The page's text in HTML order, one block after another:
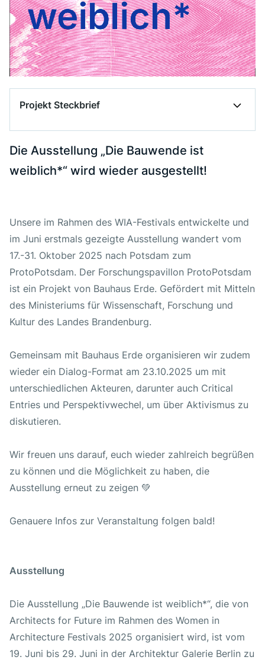
Projekt Steckbrief
Projekt Ende 31. Oktober 2025
Kooperations-Partner:innen
Fotos
Die Ausstellung „Die Bauwende ist
weiblich*“ wird wieder ausgestellt!
Unsere im Rahmen des WIA-Festivals entwickelte und
im Juni erstmals gezeigte Ausstellung wandert vom
17.-31. Oktober 2025 nach Potsdam zum
ProtoPotsdam. Der Forschungspavillon ProtoPotsdam
ist ein Projekt von Bauhaus Erde. Gefördert mit Mitteln
des Ministeriums für Wissenschaft, Forschung und
Kultur des Landes Brandenburg.
Gemeinsam mit Bauhaus Erde organisieren wir zudem
wieder ein Dialog-Format am 23.10.2025 um mit
unterschiedlichen Akteuren, darunter auch Critical
Entries und Perspektivwechel, um über Aktivismus zu
diskutieren.
Wir freuen uns darauf, euch wieder zahlreich begrüßen
zu können und die Möglichkeit zu haben, die
Ausstellung erneut zu zeigen 💚
Genauere Infos zur Veranstaltung folgen bald!
Ausstellung
Die Ausstellung „Die Bauwende ist weiblich*“, die von
Architects for Future im Rahmen des Women in
Architecture Festivals 2025 organisiert wird, ist vom
19. Juni bis 29. Juni in der Architektur Galerie Berlin zu